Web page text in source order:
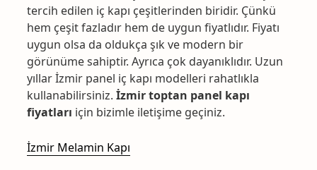
tercih edilen iç kapı çeşitlerinden biridir. Çünkü
hem çeşit fazladır hem de uygun fiyatlıdır. Fiyatı
uygun olsa da oldukça şık ve modern bir
görünüme sahiptir. Ayrıca çok dayanıklıdır. Uzun
yıllar İzmir panel iç kapı modelleri rahatlıkla
kullanabilirsiniz. İzmir toptan panel kapı
fiyatları için bizimle iletişime geçiniz.
İzmir Melamin Kapı